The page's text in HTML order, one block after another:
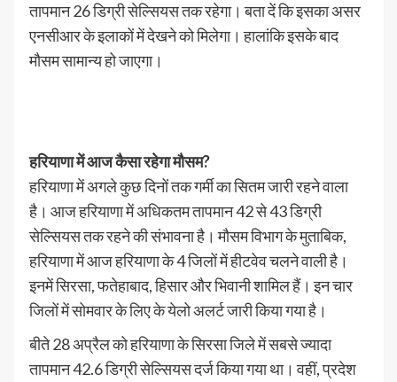
तापमान 26 डिग्री सेल्सियस तक रहेगा। बता दें कि इसका असर
एनसीआर के इलाकों में देखने को मिलेगा। हालांकि इसके बाद
मौसम सामान्य हो जाएगा।
हरियाणा में आज कैसा रहेगा मौसम?
हरियाणा में अगले कुछ दिनों तक गर्मी का सितम जारी रहने वाला
है। आज हरियाणा में अधिकतम तापमान 42 से 43 डिग्री
सेल्सियस तक रहने की संभावना है। मौसम विभाग के मुताबिक,
हरियाणा में आज हरियाणा के 4 जिलों में हीटवेव चलने वाली है।
इनमें सिरसा, फतेहाबाद, हिसार और भिवानी शामिल हैं। इन चार
जिलों में सोमवार के लिए के येलो अलर्ट जारी किया गया है।
बीते 28 अप्रैल को हरियाणा के सिरसा जिले में सबसे ज्यादा
तापमान 42.6 डिग्री सेल्सियस दर्ज किया गया था। वहीं, प्रदेश